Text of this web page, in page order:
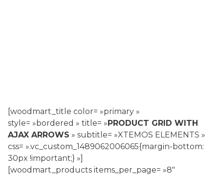
[woodmart_title color= »primary »
style= »bordered » title= »PRODUCT GRID WITH
AJAX ARROWS » subtitle= »XTEMOS ELEMENTS »
css= ».vc_custom_1489062006065{margin-bottom:
30px !important;} »]
[woodmart_products items_per_page= »8″